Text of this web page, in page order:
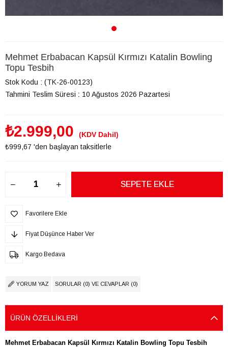
Mehmet Erbabacan Kapsül Kırmızı Katalin Bowling
Topu Tesbih
Stok Kodu
(TK-26-00123)
Tahmini Teslim Süresi : 10 Ağustos 2026 Pazartesi
₺2.999,00
(KDV Dahil)
₺999,67 'den başlayan taksitlerle
Favorilere Ekle
Fiyat Düşünce Haber Ver
Kargo Bedava
YORUM YAZ SORULAR (0) VE CEVAPLAR (0)
ÜRÜN ÖZELLIKLERI
Mehmet Erbabacan Kapsül Kırmızı Katalin Bowling Topu Tesbih